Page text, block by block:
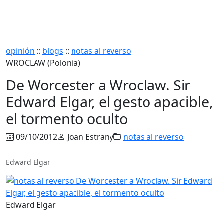
opinión :: blogs :: notas al reverso
WROCLAW (Polonia)
De Worcester a Wroclaw. Sir
Edward Elgar, el gesto apacible,
el tormento oculto
09/10/2012 Joan Estrany notas al reverso
Edward Elgar
Edward Elgar